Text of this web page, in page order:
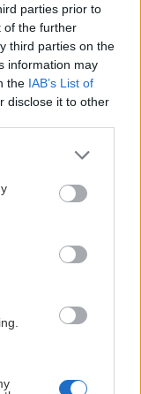
parties prior to
of the further
third parties on the
information may
the IAB’s List of
disclose it to other
or more Google
You may click to
party tags to
in below Google
få en utveckling
är för hög
säger
insatser i den
för
Boje.
att ersättas